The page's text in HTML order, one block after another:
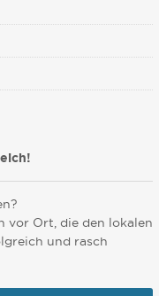
vor Ort, die den lokalen
und rasch